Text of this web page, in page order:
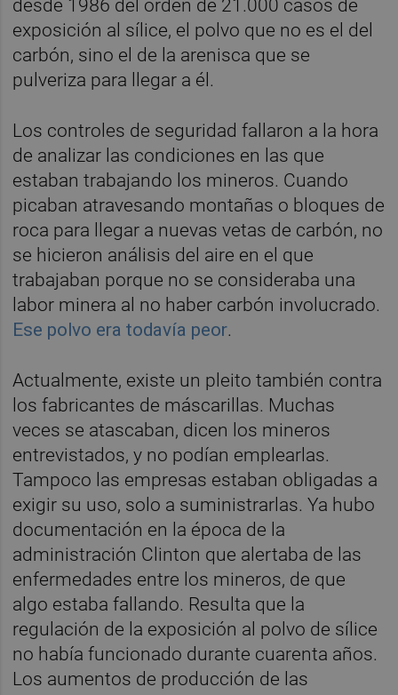
desde 1986 del orden de 21.000 casos de
exposición al sílice, el polvo que no es el del
carbón, sino el de la arenisca que se
pulveriza para llegar a él.
Los controles de seguridad fallaron a la hora
de analizar las condiciones en las que
estaban trabajando los mineros. Cuando
picaban atravesando montañas o bloques de
roca para llegar a nuevas vetas de carbón, no
se hicieron análisis del aire en el que
trabajaban porque no se consideraba una
labor minera al no haber carbón involucrado.
Ese polvo era todavía peor.
Actualmente, existe un pleito también contra
los fabricantes de máscarillas. Muchas
veces se atascaban, dicen los mineros
entrevistados, y no podían emplearlas.
Tampoco las empresas estaban obligadas a
exigir su uso, solo a suministrarlas. Ya hubo
documentación en la época de la
administración Clinton que alertaba de las
enfermedades entre los mineros, de que
algo estaba fallando. Resulta que la
regulación de la exposición al polvo de sílice
no había funcionado durante cuarenta años.
Los aumentos de producción de las